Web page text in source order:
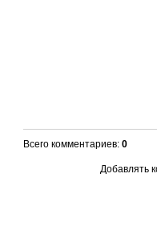
Всего комментариев: 0
Добавлять